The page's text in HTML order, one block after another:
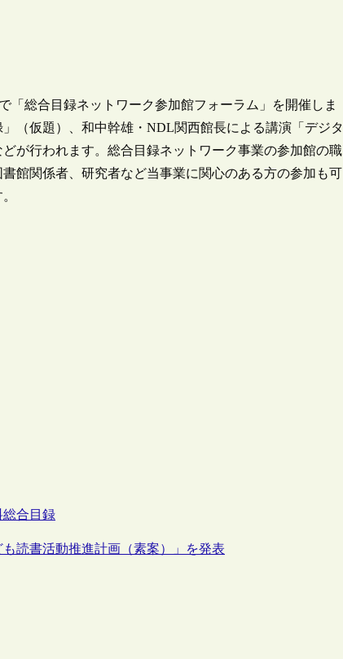
「総合目録ネットワーク参加館フォーラム」を開催しま
（仮題）、和中幹雄・NDL関西館長による講演「デジタ
が行われます。総合目録ネットワーク事業の参加館の職
館関係者、研究者など当事業に関心のある方の参加も可
総合目録
読書活動推進計画（素案）」を発表